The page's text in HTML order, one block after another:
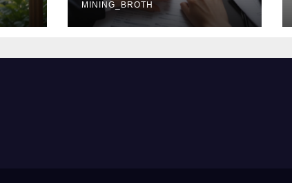
ставки и
требования к
MINING_BROTH